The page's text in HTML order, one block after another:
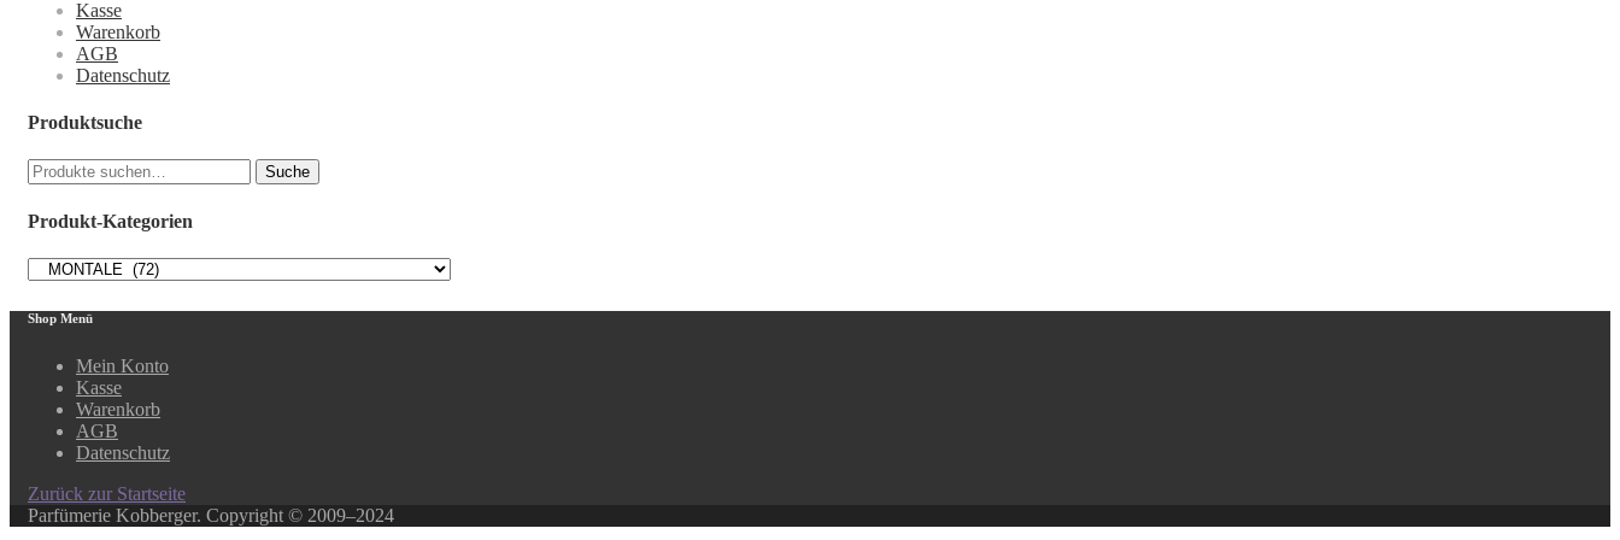
Kasse
Warenkorb
AGB
Datenschutz
Produktsuche
Suche
nach:
Suche
Produkt-Kategorien
Shop Menü
Mein Konto
Kasse
Warenkorb
AGB
Datenschutz
Zurück zur Startseite
Parfümerie Kobberger. Copyright © 2009–2024